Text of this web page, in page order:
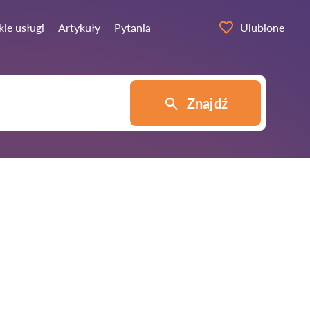
usługi Artykuły Pytania Ulubione
Znajdź